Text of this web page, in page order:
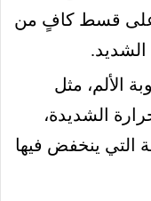
على قسط كافٍ من
الشديد.
الألم، مثل
الشديدة،
التي ينخفض فيها